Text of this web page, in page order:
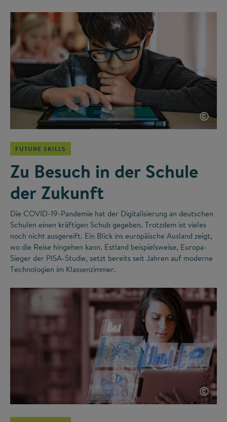
©
FUTURE SKILLS
Zu Besuch in der Schule
der Zukunft
Die COVID-19-Pandemie hat der Digitalisierung an deutschen
Schulen einen kräftigen Schub gegeben. Trotzdem ist vieles
noch nicht ausgereift. Ein Blick ins europäische Ausland zeigt,
wo die Reise hingehen kann. Estland beispielsweise, Europa-
Sieger der PISA-Studie, setzt bereits seit Jahren auf moderne
Technologien im Klassenzimmer.
©